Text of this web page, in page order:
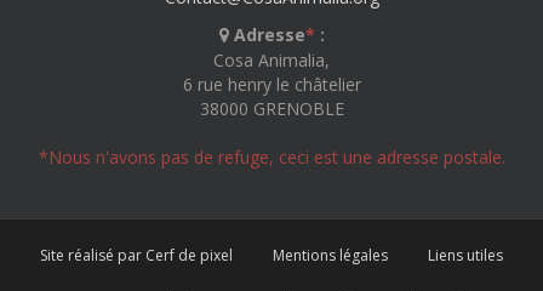
Adresse* :
Cosa Animalia,
6 rue henry le châtelier
38000 GRENOBLE
*Nous n'avons pas de refuge, ceci est une adresse postale.
Site réalisé par Cerf de pixel Mentions légales Liens utiles